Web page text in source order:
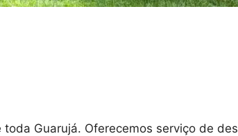
Guarujá. Oferecemos serviço de